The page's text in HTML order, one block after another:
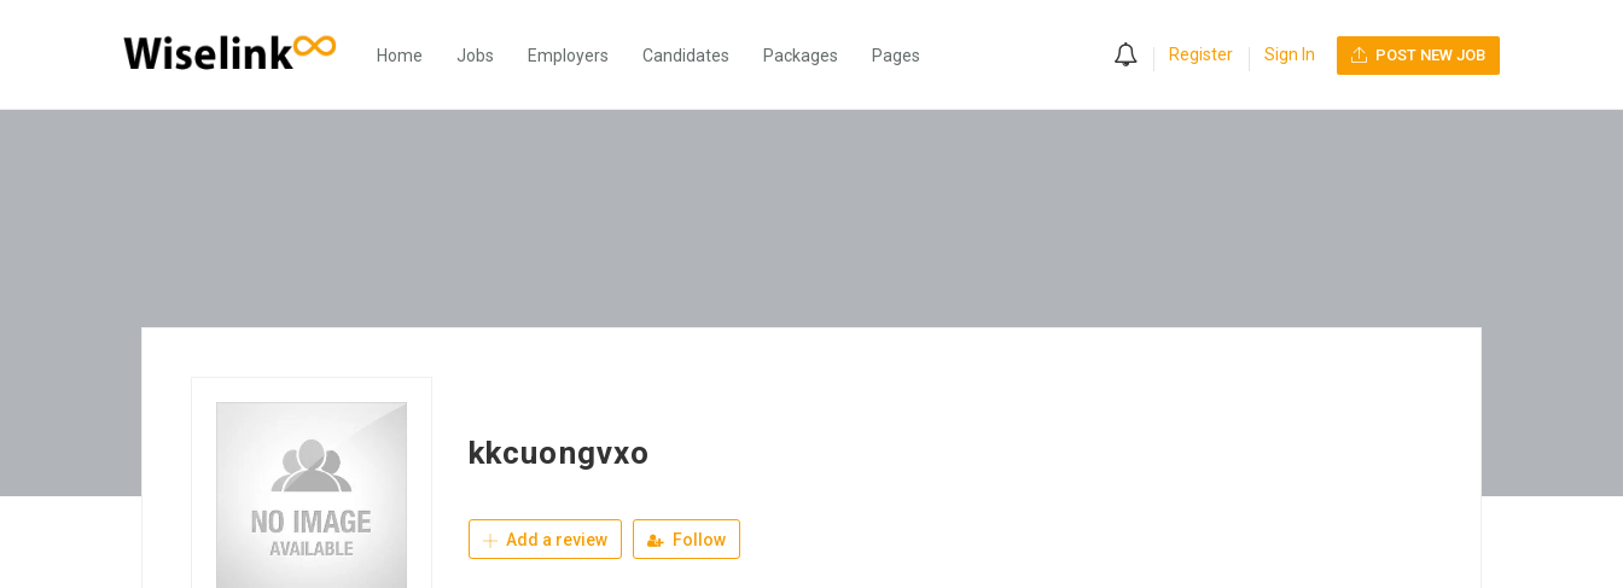
Home Jobs Employers Candidates Packages Pages Register Sign In POST NEW JOB
kkcuongvxo
Add a review Follow